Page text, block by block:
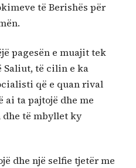
të Berishës për
pagesën e muajit tek
të cilin e ka
që e quan rival
ai ta pajtojë dhe me
të mbyllet ky
dhe një selfie tjetër me